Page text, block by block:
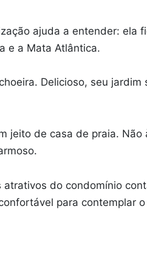
ajuda a entender: ela
e a Mata Atlântica.
Delicioso, seu
de casa de praia.
do condomínio
para contemplar